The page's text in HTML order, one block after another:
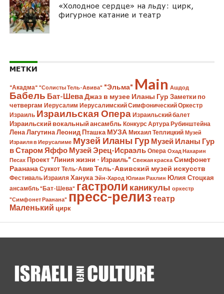
«Холодное сердце» на льду: цирк,
фигурное катание и театр
МЕТКИ
"Акадма" "Солисты Тель-Авива" "Эльма" Main Ашдод
Бабель Бат-ШеваДжаз в музее Иланы Гур Заметки по
четвергам Иерусалим Иерусалимский Симфонический Оркестр
Израиль Израильская Опера Израильский балет
Израильский вокальный ансамбль Конкурс Артура Рубинштейна
Лена Лагутина Леонид Пташка МУЗА Михаил Теплицкий Музей
Израиля в Иерусалиме Музей Иланы Гур Музей Иланы Гур
в Старом Яффо Музей Эрец-Исраэль Опера Охад Нахарин
Песах Проект "Линия жизни - Израиль" Свежая краска Симфонет
Раанана Суккот Тель-Авив Тель-Авивский музей искусств
Фестиваль Израиля Ханука Эйн-Харод Юлиан Рахлин Юлия Стоцкая
ансамбль "Бат-Шева" гастроли каникулы оркестр
"Симфонет Раанана" пресс-релизтеатр
Маленький цирк